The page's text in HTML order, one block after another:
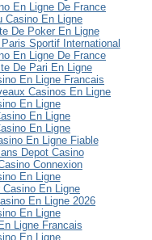
En Ligne De France
Casino En Ligne
De Poker En Ligne
Sportif International
En Ligne De France
De Pari En Ligne
En Ligne Francais
Casinos En Ligne
En Ligne
En Ligne
En Ligne
En Ligne Fiable
Depot Casino
Connexion
En Ligne
Casino En Ligne
En Ligne 2026
En Ligne
Ligne Francais
En Ligne